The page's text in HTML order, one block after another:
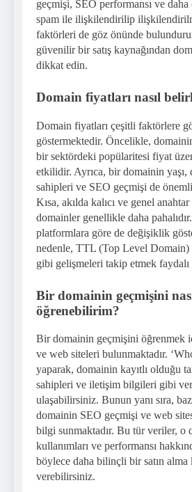
geçmişi, SEO performansı ve
spam ile ilişkilendirilip
faktörleri de göz önünde
güvenilir bir satış kaynağından
dikkat edin.
Domain fiyatları nasıl
Domain fiyatları çeşitli faktörlere
göstermektedir. Öncelikle,
bir sektördeki popülaritesi fiyat
etkilidir. Ayrıca, bir domainin yaşı,
sahipleri ve SEO geçmişi de
Kısa, akılda kalıcı ve genel
domainler genellikle daha
platformlara göre de değişiklik
nedenle, TTL (Top Level Domain)
gibi gelişmeleri takip etmek faydalı
Bir domainin geçmişini
öğrenebilirim?
Bir domainin geçmişini öğrenmek
ve web siteleri bulunmaktadır.
yaparak, domainin kayıtlı olduğu
sahipleri ve iletişim bilgileri gibi
ulaşabilirsiniz. Bunun yanı sıra,
domainin SEO geçmişi ve web
bilgi sunmaktadır. Bu tür veriler, o
kullanımları ve performansı
böylece daha bilinçli bir satın alma
verebilirsiniz.